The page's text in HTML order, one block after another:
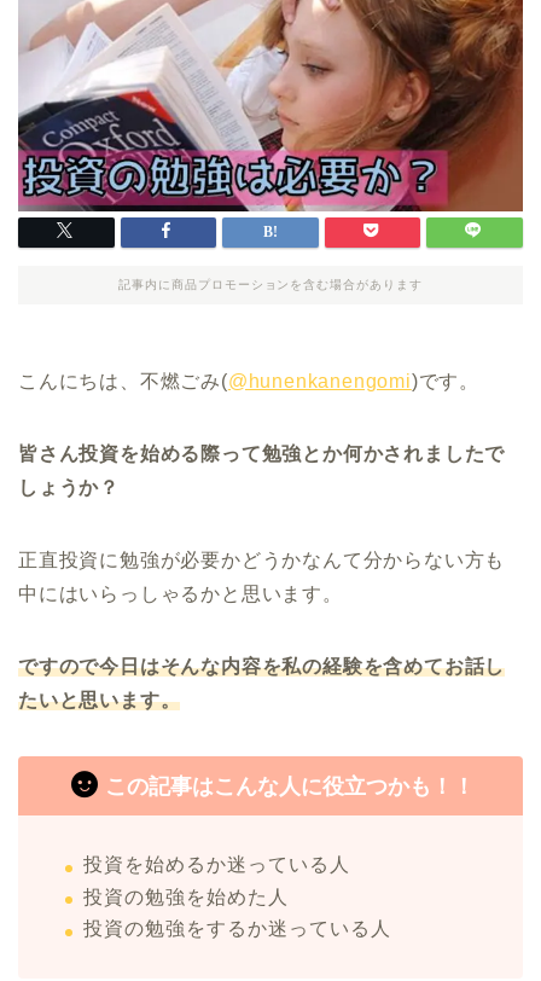
記事内に商品プロモーションを含む場合があります
こんにちは、不燃ごみ(@hunenkanengomi)です。
皆さん投資を始める際って勉強とか何かされましたで
しょうか？
正直投資に勉強が必要かどうかなんて分からない方も
中にはいらっしゃるかと思います。
ですので今日はそんな内容を私の経験を含めてお話し
たいと思います。
この記事はこんな人に役立つかも！！
投資を始めるか迷っている人
投資の勉強を始めた人
投資の勉強をするか迷っている人